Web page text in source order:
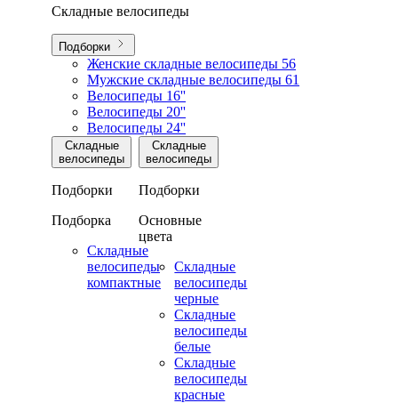
Складные велосипеды
Подборки
Женские складные велосипеды 56
Мужские складные велосипеды 61
Велосипеды 16''
Велосипеды 20''
Велосипеды 24''
Складные
велосипеды
Подборки
Подборка
Складные
велосипеды
компактные
Складные
велосипеды
Подборки
Основные
цвета
Складные
велосипеды
черные
Складные
велосипеды
белые
Складные
велосипеды
красные